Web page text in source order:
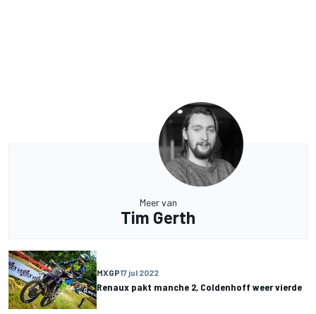
Meer van
Tim Gerth
MXGP17 jul 2022
Renaux pakt manche 2, Coldenhoff weer vierde